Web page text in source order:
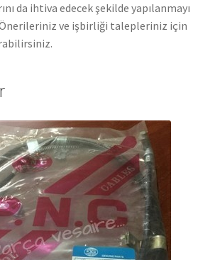
da ihtiva edecek şekilde yapılanmayı
ve işbirliği talepleriniz için